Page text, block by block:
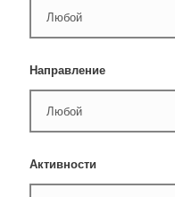
Направление
Активности